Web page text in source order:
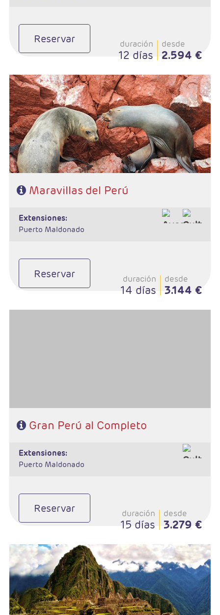
Reservar duración
12 días
desde
2.594 €
- Salidas: Diarias
- Ruta: 1 noche Lima, 1 noche Paracas, 1 noche Nazca, 2 noches
Arequipa, 1 noche Colca, 2 noches Puno, 3 noches Cusco, 1 noche
Valle Sagrado.
- Categoría hotelera: A elegir
- Régimen: 12 desayunos y 6 almuerzos
Maravillas del Perú
extensiones:
Puerto Maldonado
Reservar duración
14 días
desde
3.144 €
Gran Perú al Completo
extensiones:
Puerto Maldonado
Reservar duración
15 días
desde
3.279 €
- Salidas: Viernes
- Ruta: 1 noche Santa Cruz, 1 noche Sucre, 2 noches Uyuni, 2
noches La Paz, 2 noches Puno, 3 noches Cusco, 1 noche
Urubamba, 1 noche Lima
- Categoría hotelera: Standard o Superior
- Régimen: Alojamiento y desayuno